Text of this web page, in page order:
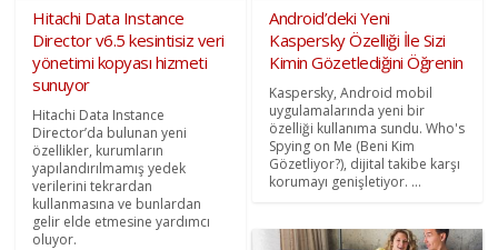
Hitachi Data Instance
Director v6.5 kesintisiz veri
yönetimi kopyası hizmeti
sunuyor
Hitachi Data Instance
Director’da bulunan yeni
özellikler, kurumların
yapılandırılmamış yedek
verilerini tekrardan
kullanmasına ve bunlardan
gelir elde etmesine yardımcı
oluyor.
Android’deki Yeni
Kaspersky Özelliği İle Sizi
Kimin Gözetlediğini Öğrenin
Kaspersky, Android mobil
uygulamalarında yeni bir
özelliği kullanıma sundu. Who's
Spying on Me (Beni Kim
Gözetliyor?), dijital takibe karşı
korumayı genişletiyor. ...